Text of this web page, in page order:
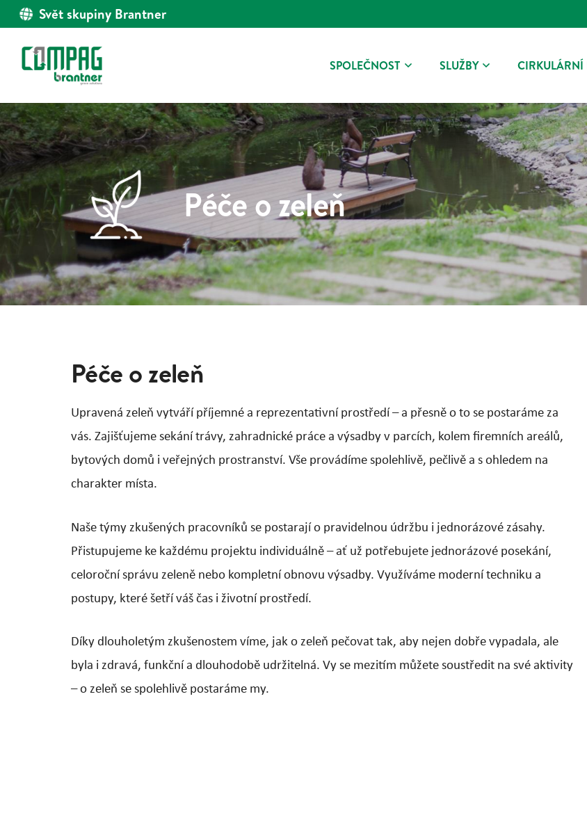
Svět skupiny Brantner
SPOLEČNOST SLUŽBY CIRKULÁRNÍ
Péče o zeleň
Péče o zeleň
Upravená zeleň vytváří příjemné a reprezentativní prostředí – a přesně o to se postaráme za
vás. Zajišťujeme sekání trávy, zahradnické práce a výsadby v parcích, kolem firemních areálů,
bytových domů i veřejných prostranství. Vše provádíme spolehlivě, pečlivě a s ohledem na
charakter místa.
Naše týmy zkušených pracovníků se postarají o pravidelnou údržbu i jednorázové zásahy.
Přistupujeme ke každému projektu individuálně – ať už potřebujete jednorázové posekání,
celoroční správu zeleně nebo kompletní obnovu výsadby. Využíváme moderní techniku a
postupy, které šetří váš čas i životní prostředí.
Díky dlouholetým zkušenostem víme, jak o zeleň pečovat tak, aby nejen dobře vypadala, ale
byla i zdravá, funkční a dlouhodobě udržitelná. Vy se mezitím můžete soustředit na své aktivity
– o zeleň se spolehlivě postaráme my.